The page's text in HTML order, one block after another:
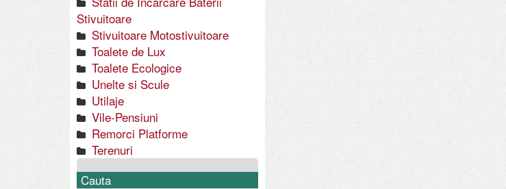
Stivuitoare
Stivuitoare Motostivuitoare
Toalete de Lux
Toalete Ecologice
Unelte si Scule
Utilaje
Vile-Pensiuni
Remorci Platforme
Terenuri
Cauta